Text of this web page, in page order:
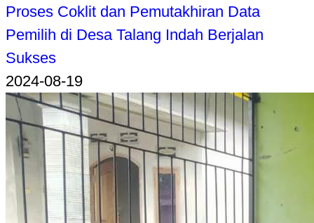
Proses Coklit dan Pemutakhiran Data
Pemilih di Desa Talang Indah Berjalan
Sukses
2024-08-19